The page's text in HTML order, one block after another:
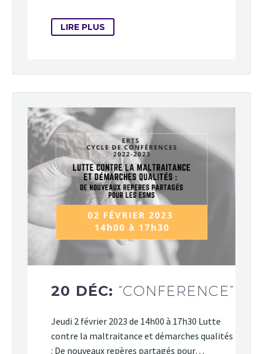
LIRE PLUS
20 DÉC: “CONFERENCE”
Jeudi 2 février 2023 de 14h00 à 17h30 Lutte
contre la maltraitance et démarches qualités
: De nouveaux repères partagés pour…